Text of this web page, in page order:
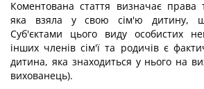
Коментована стаття визначає права
яка взяла у свою сім'ю дитину,
Суб'єктами цього виду особистих
інших членів сім'ї та родичів є
дитина, яка знаходиться у нього на
вихованець).